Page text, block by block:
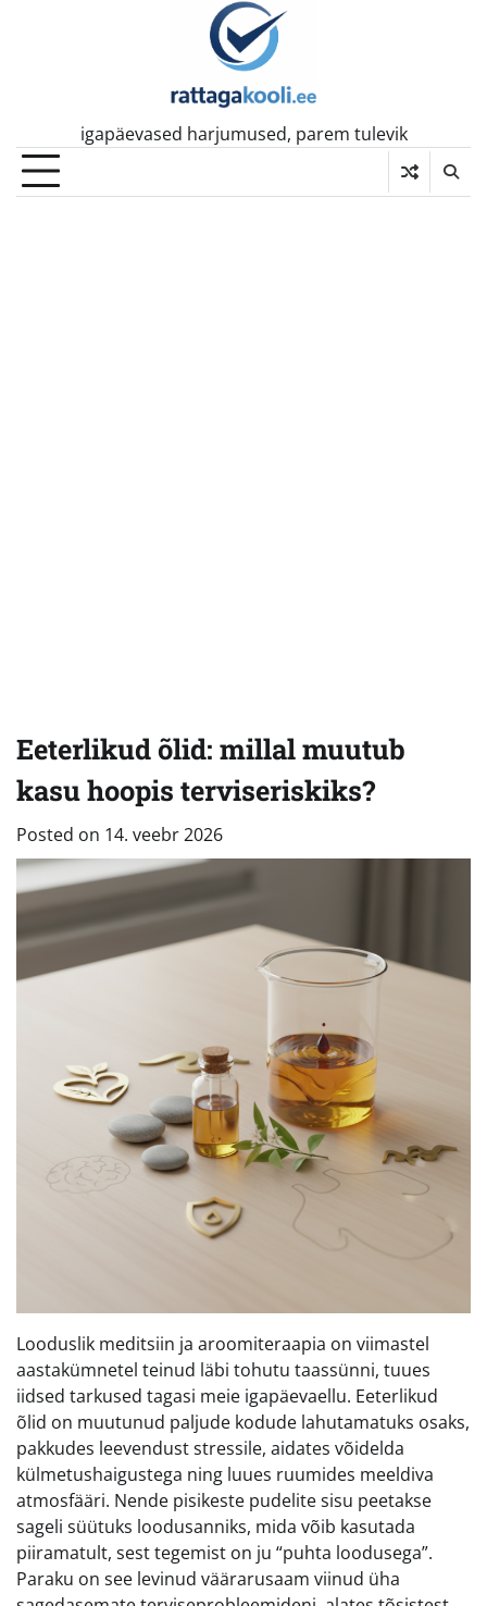
igapäevased harjumused, parem tulevik
Eeterlikud õlid: millal muutub
kasu hoopis terviseriskiks?
Posted on 14. veebr 2026
Looduslik meditsiin ja aroomiteraapia on viimastel
aastakümnetel teinud läbi tohutu taassünni, tuues
iidsed tarkused tagasi meie igapäevaellu. Eeterlikud
õlid on muutunud paljude kodude lahutamatuks osaks,
pakkudes leevendust stressile, aidates võidelda
külmetushaigustega ning luues ruumides meeldiva
atmosfääri. Nende pisikeste pudelite sisu peetakse
sageli süütuks loodusanniks, mida võib kasutada
piiramatult, sest tegemist on ju “puhta loodusega”.
Paraku on see levinud väärarusaam viinud üha